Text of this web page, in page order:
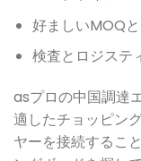
好ましいMOQ
検査とロジステ
asプロの中国調達
適したチョッピン
ヤーを接続するこ